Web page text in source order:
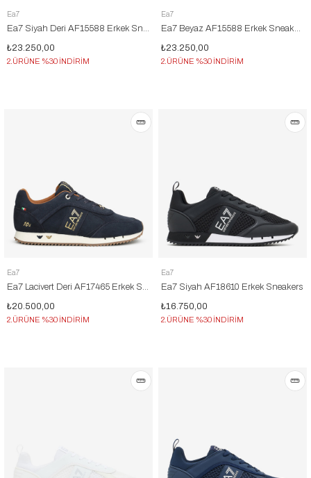
Ea7
Ea7 Siyah Deri AF15588 Erkek Sneakers
₺23.250,00
2.ÜRÜNE %30 İNDİRİM
Ea7
Ea7 Beyaz AF15588 Erkek Sneakers
₺23.250,00
2.ÜRÜNE %30 İNDİRİM
Ea7
Ea7 Lacivert Deri AF17465 Erkek Sneakers
₺20.500,00
2.ÜRÜNE %30 İNDİRİM
Ea7
Ea7 Siyah AF18610 Erkek Sneakers
₺16.750,00
2.ÜRÜNE %30 İNDİRİM